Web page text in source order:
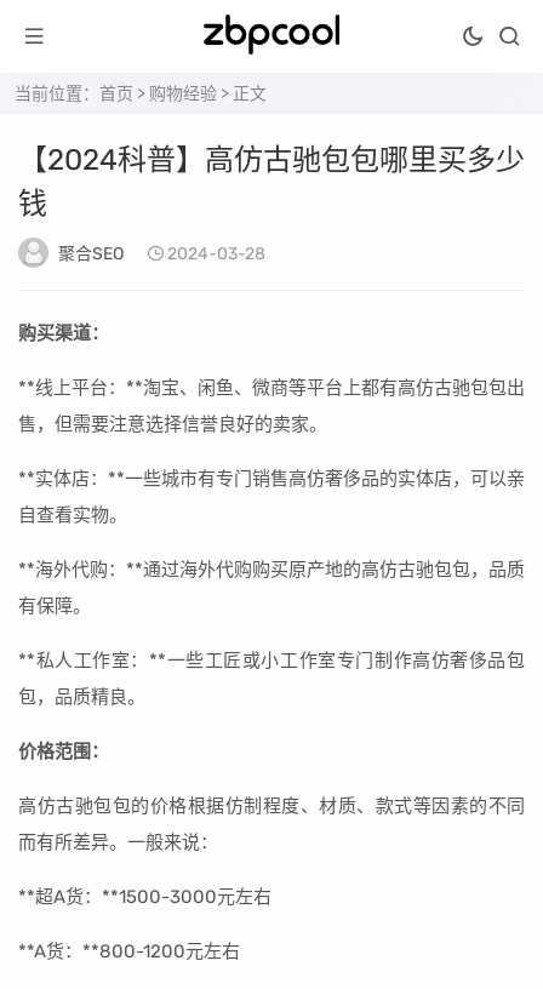
当前位置： 首页 > 购物经验 > 正文
【2024科普】高仿古驰包包哪里买多少
钱
聚合SEO 2024-03-28
购买渠道：
**线上平台：**淘宝、闲鱼、微商等平台上都有高仿古驰包包出
售，但需要注意选择信誉良好的卖家。
**实体店：**一些城市有专门销售高仿奢侈品的实体店，可以亲
自查看实物。
**海外代购：**通过海外代购购买原产地的高仿古驰包包，品质
有保障。
**私人工作室：**一些工匠或小工作室专门制作高仿奢侈品包
包，品质精良。
价格范围：
高仿古驰包包的价格根据仿制程度、材质、款式等因素的不同
而有所差异。一般来说：
**超A货：**1500-3000元左右
**A货：**800-1200元左右